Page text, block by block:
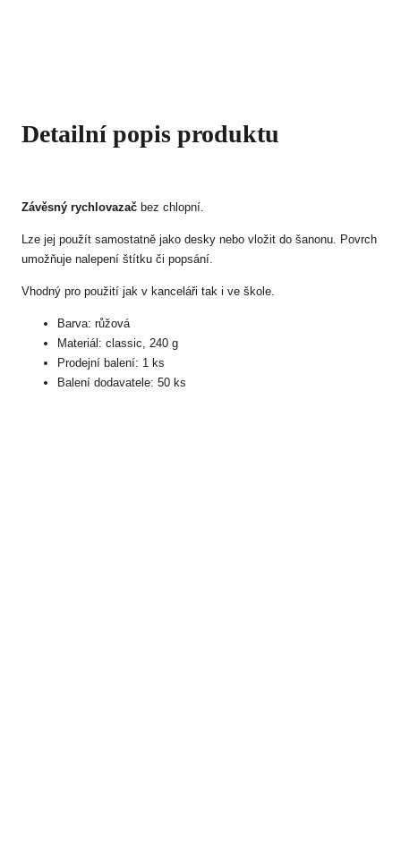
Detailní popis produktu
Závěsný rychlovazač bez chlopní.
Lze jej použít samostatně jako desky nebo vložit do šanonu. Povrch
umožňuje nalepení štítku či popsání.
Vhodný pro použití jak v kanceláři tak i ve škole.
Barva: růžová
Materiál: classic, 240 g
Prodejní balení: 1 ks
Balení dodavatele: 50 ks